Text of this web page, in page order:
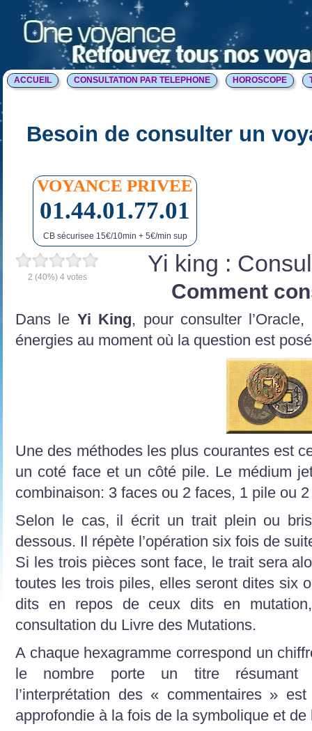
ACCUEIL CONSULTATION PAR TELEPHONE HOROSCOPE
Besoin de consulter un
VOYANCE PRIVEE
01.44.01.77.01
CB sécurisee 15€/10min + 5€/min sup
2 (40%) 4votes
Yi king :
Comment
Dans le Yi King, pour consulter
énergies au moment où la question est
Une des méthodes les plus courantes est
un coté face et un côté pile. Le médium
combinaison: 3 faces ou 2 faces, 1 pile ou
Selon le cas, il écrit un trait plein ou
dessous. Il répète l’opération six fois de
Si les trois pièces sont face, le trait sera
toutes les trois piles, elles seront dites six
dits en repos de ceux dits en
consultation du Livre des Mutations.
A chaque hexagramme correspond un
le nombre porte un titre résumant
l’interprétation des « commentaires »
approfondie à la fois de la symbolique et